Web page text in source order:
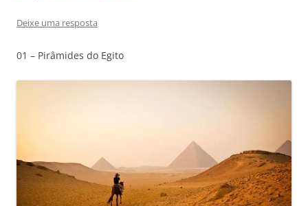
Deixe uma resposta
01 – Pirâmides do Egito